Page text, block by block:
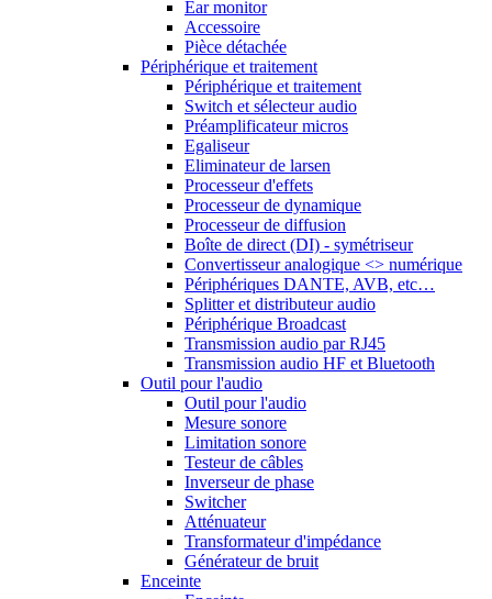
Ear monitor
Accessoire
Pièce détachée
Périphérique et traitement
Périphérique et traitement
Switch et sélecteur audio
Préamplificateur micros
Egaliseur
Eliminateur de larsen
Processeur d'effets
Processeur de dynamique
Processeur de diffusion
Boîte de direct (DI) - symétriseur
Convertisseur analogique <> numérique
Périphériques DANTE, AVB, etc…
Splitter et distributeur audio
Périphérique Broadcast
Transmission audio par RJ45
Transmission audio HF et Bluetooth
Outil pour l'audio
Outil pour l'audio
Mesure sonore
Limitation sonore
Testeur de câbles
Inverseur de phase
Switcher
Atténuateur
Transformateur d'impédance
Générateur de bruit
Enceinte